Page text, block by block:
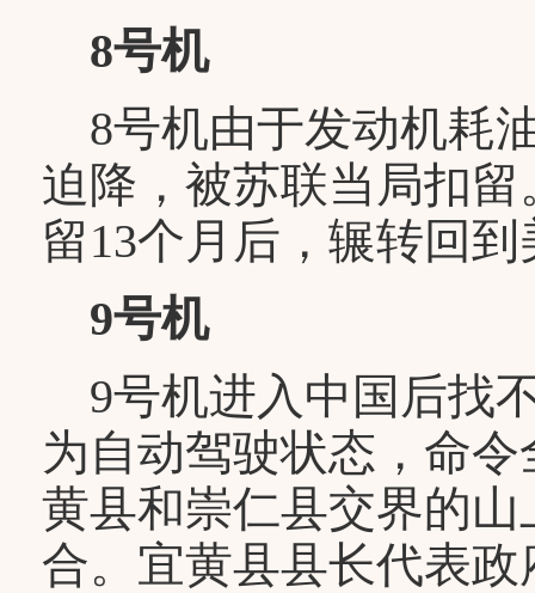
8号机
8号机由于发动机耗
迫降，被苏联当局扣
留13个月后，辗转回到
9号机
9号机进入中国后找
为自动驾驶状态，命
黄县和崇仁县交界的
合。宜黄县县长代表